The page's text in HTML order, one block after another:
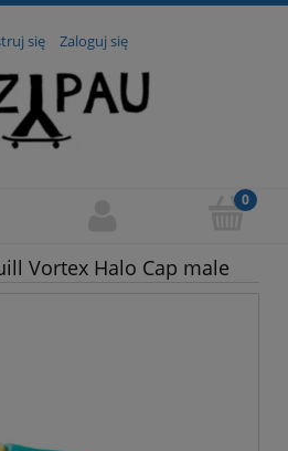
się Zaloguj się
Vortex Halo Cap male